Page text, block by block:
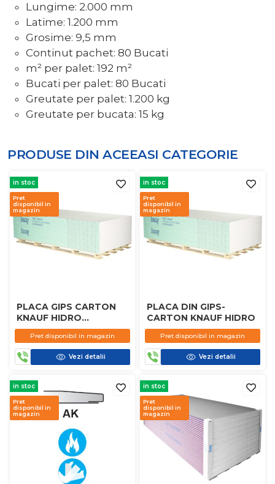
Lungime: 2.000 mm
Latime: 1.200 mm
Grosime: 9,5 mm
Continut pachet: 80 Bucati
m² per palet: 192 m²
Bucati per palet: 80 Bucati
Greutate per palet: 1.200 kg
Greutate per bucata: 15 kg
PRODUSE DIN ACEEASI CATEGORIE
in stoc
Pret
disponibil in
magazin
PLACA GIPS CARTON
KNAUF HIDRO
2000X1200X12.5 MM
Pret disponibil in magazin
Vezi detalii
in stoc
Pret
disponibil in
magazin
PLACA DIN GIPS-
CARTON KNAUF HIDRO
Pret disponibil in magazin
Vezi detalii
in stoc
Pret
disponibil in
magazin
in stoc
Pret
disponibil in
magazin